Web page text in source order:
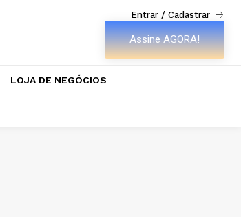
Entrar / Cadastrar
Assine AGORA!
LOJA DE NEGÓCIOS